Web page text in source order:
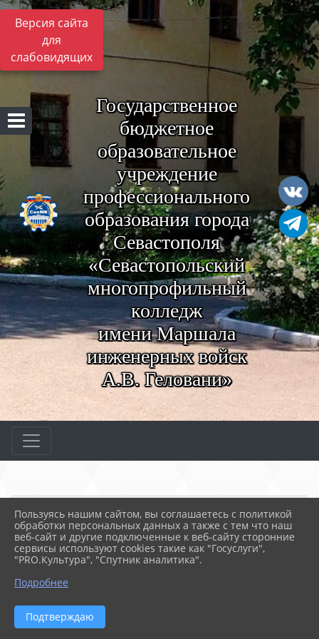
Версия сайта
для
слабовидящих
Государственное
бюджетное
образовательное
учреждение
профессионального
образования города
Севастополя
«Севастопольский
многопрофильный
колледж
имени Маршала
инженерных войск
А.В. Геловани»
Главная МЕРОПРИЯТИЯ
Новости
День российского парла...
25.04.2024 10:21
ДЕНЬ РОССИЙСКОГО ПАРЛАМЕНТАРИЗМА
Пользуясь нашим сайтом, вы соглашаетесь с политикой
обработки персональных данных а также с тем что наш
веб-сайт и другие подключенные к веб-сайту сторонние
сервисы используют cookies такие как "Госуслуги",
"PRO.Культура", "Спутник аналитика".
Подробнее
Подтверждаю